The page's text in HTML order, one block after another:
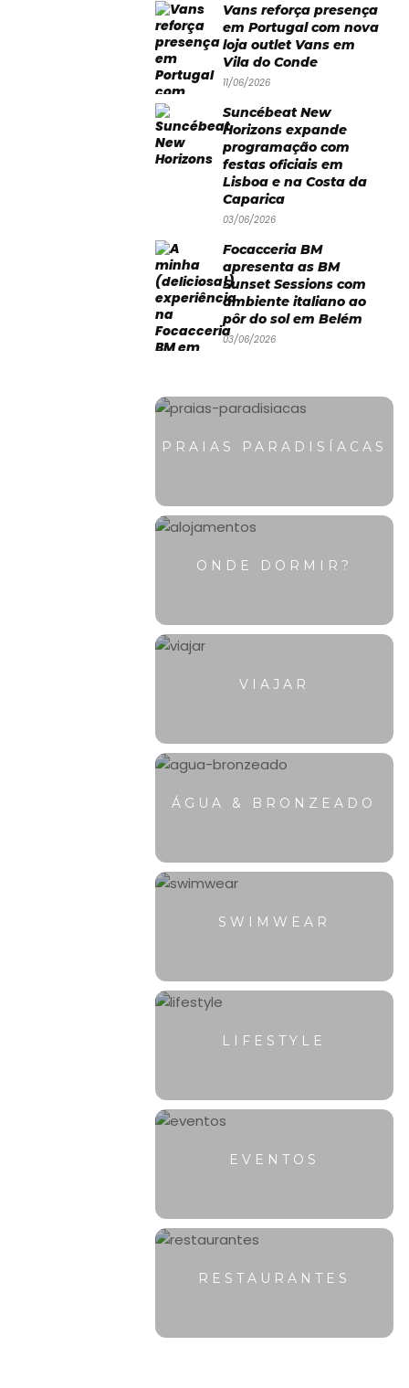
Vans reforça presença
em Portugal com nova
loja outlet Vans em
Vila do Conde
11/06/2026
Suncébeat New
Horizons expande
programação com
festas oficiais em
Lisboa e na Costa da
Caparica
03/06/2026
Focacceria BM
apresenta as BM
Sunset Sessions com
ambiente italiano ao
pôr do sol em Belém
03/06/2026
PRAIAS PARADISÍACAS
ONDE DORMIR?
VIAJAR
ÁGUA & BRONZEADO
SWIMWEAR
LIFESTYLE
EVENTOS
RESTAURANTES